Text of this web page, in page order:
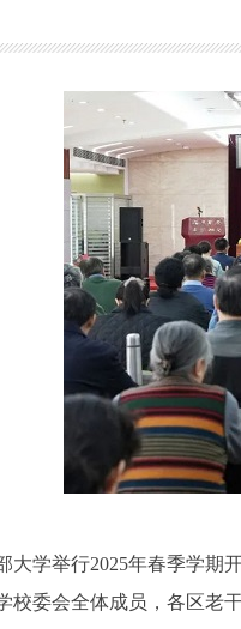
学举行2025年春季学期
校委会全体成员，各区老